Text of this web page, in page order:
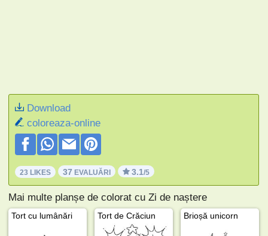
Download
coloreaza-online
23 LIKES 37 EVALUĂRI 3.1/5
Mai multe planșe de colorat cu Zi de naștere
Tort cu lumânări Tort de Crăciun Brioșă unicorn